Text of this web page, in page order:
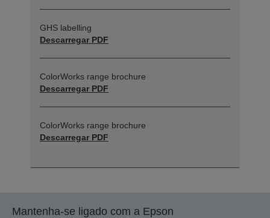
GHS labelling
Descarregar PDF
ColorWorks range brochure
Descarregar PDF
ColorWorks range brochure
Descarregar PDF
Mantenha-se ligado com a Epson